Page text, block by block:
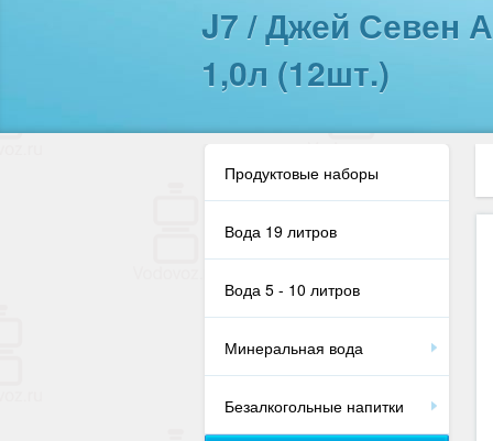
J7 / Джей Севен
1,0л (12шт.)
Продуктовые наборы
Вода 19 литров
Вода 5 - 10 литров
Минеральная вода
Безалкогольные напитки